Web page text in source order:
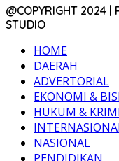
@COPYRIGHT 2024 |
STUDIO
HOME
DAERAH
ADVERTORIAL
EKONOMI &
HUKUM &
NASIONAL